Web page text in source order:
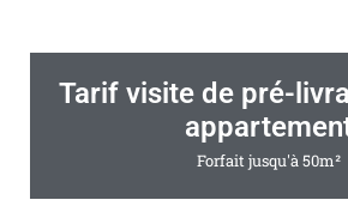
Tarif visite de pré-
Forfait jusqu'à 50m²